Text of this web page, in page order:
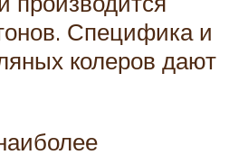
Специфика и
колеров дают